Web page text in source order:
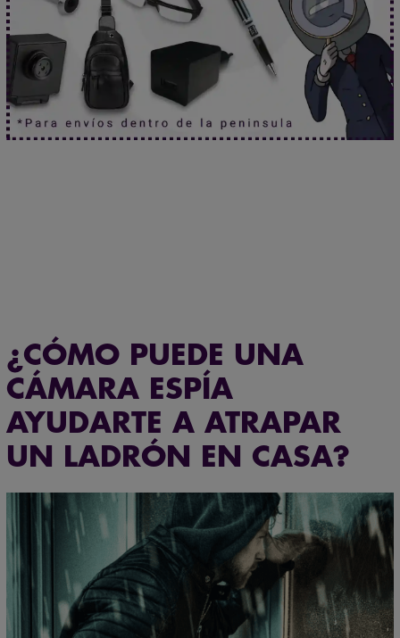
¿CÓMO PUEDE UNA
CÁMARA ESPÍA
AYUDARTE A ATRAPAR
UN LADRÓN EN CASA?
Envío gratuito en pedidos superiores a 60 €
Tamaño mini. Prestaciones de gigante.
Haz clic aquí.